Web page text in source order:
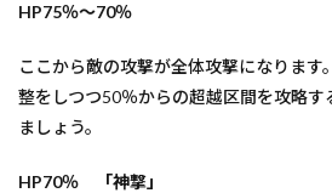
HP75％～70％
ここから敵の攻撃が全体攻撃になります
整をしつつ50％からの超越区間を攻略す
ましょう。
HP70％ 「神撃」